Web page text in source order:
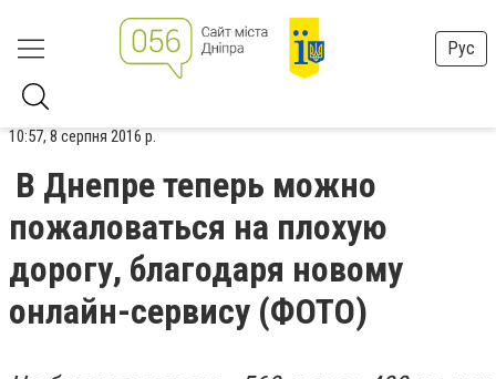
Рус
10:57, 8 серпня 2016 р.
В Днепре теперь можно
пожаловаться на плохую
дорогу, благодаря новому
онлайн-сервису (ФОТО)